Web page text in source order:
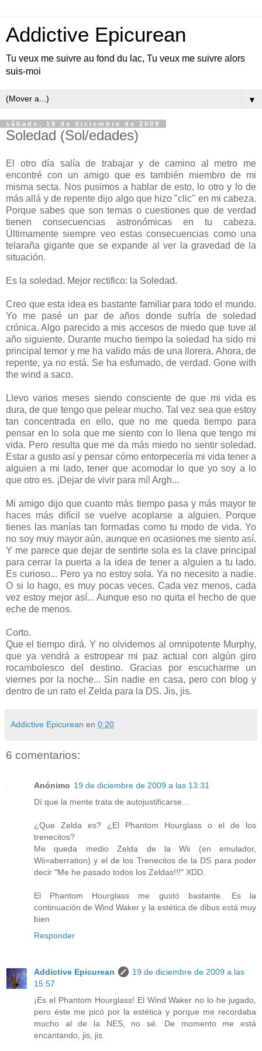
Addictive Epicurean
Tu veux me suivre au fond du lac, Tu veux me suivre alors
suis-moi
▼
sábado, 19 de diciembre de 2009
Soledad (Sol/edades)
El otro día salía de trabajar y de camino al metro me
encontré con un amigo que es también miembro de mi
misma secta. Nos pusimos a hablar de esto, lo otro y lo de
más allá y de repente dijo algo que hizo "clic" en mi cabeza.
Porque sabes que son temas o cuestiones que de verdad
tienen consecuencias astronómicas en tu cabeza.
Últimamente siempre veo estas consecuencias como una
telaraña gigante que se expande al ver la gravedad de la
situación.
Es la soledad. Mejor rectifico: la Soledad.
Creo que esta idea es bastante familiar para todo el mundo.
Yo me pasé un par de años donde sufría de soledad
crónica. Algo parecido a mis accesos de miedo que tuve al
año siguiente. Durante mucho tiempo la soledad ha sido mi
principal temor y me ha valido más de una llorera. Ahora, de
repente, ya no está. Se ha esfumado, de verdad. Gone with
the wind a saco.
Llevo varios meses siendo consciente de que mi vida es
dura, de que tengo que pelear mucho. Tal vez sea que estoy
tan concentrada en ello, que no me queda tiempo para
pensar en lo sola que me siento con lo llena que tengo mi
vida. Pero resulta que me da más miedo no sentir soledad.
Estar a gusto así y pensar cómo entorpecería mi vida tener a
alguien a mi lado, tener que acomodar lo que yo soy a lo
que otro es. ¡Dejar de vivir para mí! Argh...
Mi amigo dijo que cuanto más tiempo pasa y más mayor te
haces más difícil se vuelve acoplarse a alguien. Porque
tienes las manías tan formadas como tu modo de vida. Yo
no soy muy mayor aún, aunque en ocasiones me siento así.
Y me parece que dejar de sentirte sola es la clave principal
para cerrar la puerta a la idea de tener a alguien a tu lado.
Es curioso... Pero ya no estoy sola. Ya no necesito a nadie.
O si lo hago, es muy pocas veces. Cada vez menos, cada
vez estoy mejor así... Aunque eso no quita el hecho de que
eche de menos.
Corto.
Que el tiempo dirá. Y no olvidemos al omnipotente Murphy,
que ya vendrá a estropear mi paz actual con algún giro
rocambolesco del destino. Gracias por escucharme un
viernes por la noche... Sin nadie en casa, pero con blog y
dentro de un rato el Zelda para la DS. Jis, jis.
Addictive Epicurean en 0:20
6 comentarios:
Anónimo 19 de diciembre de 2009 a las 13:31
Dí que la mente trata de autojustificarse...
¿Que Zelda es? ¿El Phantom Hourglass o el de los
trenecitos?
Me queda medio Zelda de la Wii (en emulador,
Wii=aberration) y el de los Trenecitos de la DS para poder
decir "Me he pasado todos los Zeldas!!!" XDD.
El Phantom Hourglass me gustó bastante. Es la
continuación de Wind Waker y la estética de dibus está muy
bien
Responder
Addictive Epicurean
19 de diciembre de 2009 a las
15:57
¡Es el Phantom Hourglass! El Wind Waker no lo he jugado,
pero éste me picó por la estética y porque me recordaba
mucho al de la NES, no sé. De momento me está
encantando, jis, jis.